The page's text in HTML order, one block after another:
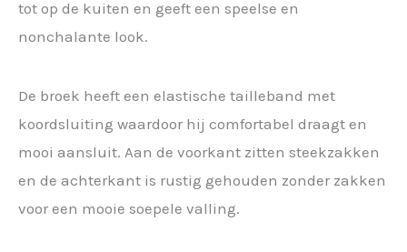
tot op de kuiten en geeft een speelse en
nonchalante look.
De broek heeft een elastische tailleband met
koordsluiting waardoor hij comfortabel draagt en
mooi aansluit. Aan de voorkant zitten steekzakken
en de achterkant is rustig gehouden zonder zakken
voor een mooie soepele valling.